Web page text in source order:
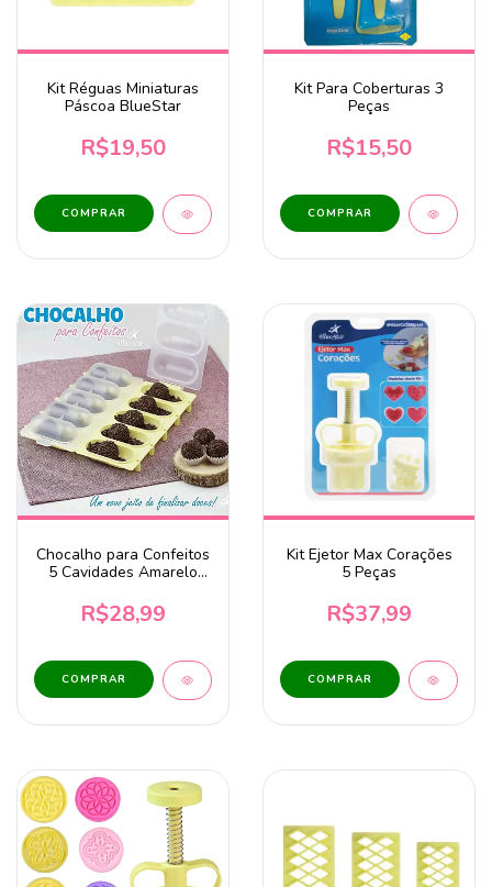
Kit Réguas Miniaturas
Páscoa BlueStar
R$19,50
Kit Para Coberturas 3
Peças
R$15,50
Chocalho para Confeitos
5 Cavidades Amarelo
R$28,99
Kit Ejetor Max Corações
5 Peças
R$37,99